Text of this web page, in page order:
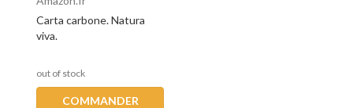
Carta carbone. Natura
viva.
out of stock
COMMANDER